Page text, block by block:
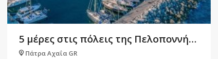
5 μέρες στις πόλεις της Πελοποννήσου
Πάτρα Αχαΐα GR